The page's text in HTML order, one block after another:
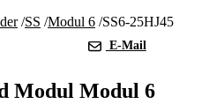
/SS /Modul 6 /SS6-25HJ45
E-Mail
Modul Modul 6